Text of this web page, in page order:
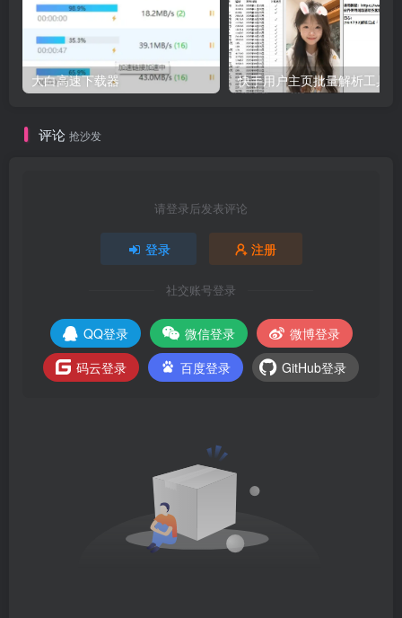
大白高速下载器 快手用户主页批量解析工具
评论 抢沙发
请登录后发表评论
登录 注册
社交账号登录
QQ登录 微信登录
微博登录
码云登录
百度登录 GitHub登录